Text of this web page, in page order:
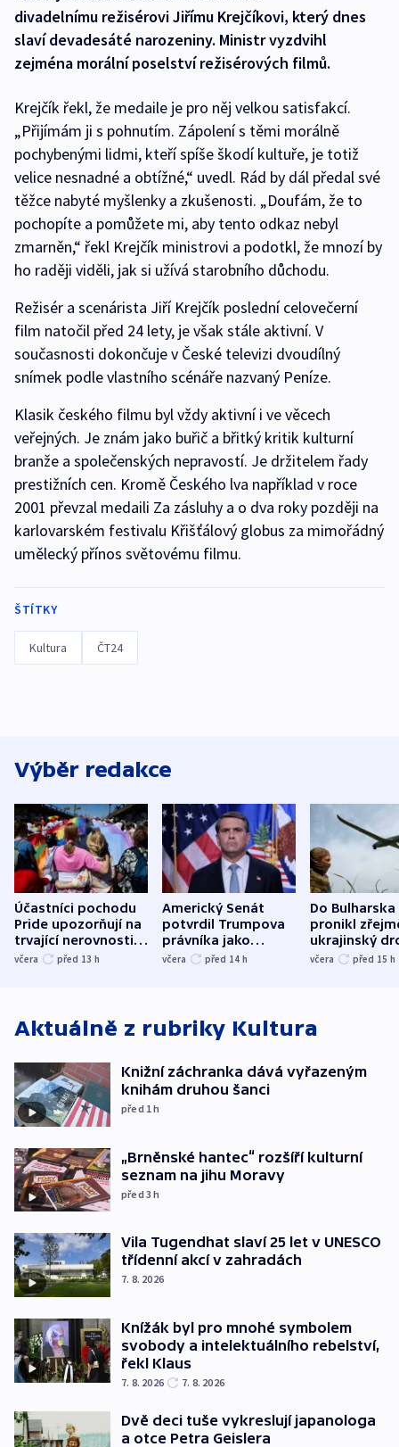
divadelnímu režisérovi Jiřímu Krejčíkovi, který dnes
slaví devadesáté narozeniny. Ministr vyzdvihl
zejména morální poselství režisérových filmů.
Krejčík řekl, že medaile je pro něj velkou satisfakcí.
„Přijímám ji s pohnutím. Zápolení s těmi morálně
pochybenými lidmi, kteří spíše škodí kultuře, je totiž
velice nesnadné a obtížné,“ uvedl. Rád by dál předal své
těžce nabyté myšlenky a zkušenosti. „Doufám, že to
pochopíte a pomůžete mi, aby tento odkaz nebyl
zmarněn,“ řekl Krejčík ministrovi a podotkl, že mnozí by
ho raději viděli, jak si užívá starobního důchodu.
Režisér a scenárista Jiří Krejčík poslední celovečerní
film natočil před 24 lety, je však stále aktivní. V
současnosti dokončuje v České televizi dvoudílný
snímek podle vlastního scénáře nazvaný Peníze.
Klasik českého filmu byl vždy aktivní i ve věcech
veřejných. Je znám jako buřič a břitký kritik kulturní
branže a společenských nepravostí. Je držitelem řady
prestižních cen. Kromě Českého lva například v roce
2001 převzal medaili Za zásluhy a o dva roky později na
karlovarském festivalu Křišťálový globus za mimořádný
umělecký přínos světovému filmu.
ŠTÍTKY
Kultura ČT24
Výběr redakce
Účastníci pochodu
Pride upozorňují na
trvající nerovnosti i
společenskou
včera před 13 h
Americký Senát
potvrdil Trumpova
právníka jako
ministra
včera před 14 h
Do Bulharska
pronikl
ukrajinský
explodoval
včera před 15 h
Aktuálně z rubriky Kultura
Knižní záchranka dává vyřazeným
knihám druhou šanci
před 1h
„Brněnské hantec“ rozšíří kulturní
seznam na jihu Moravy
před 3h
Vila Tugendhat slaví 25 let v UNESCO
třídenní akcí v zahradách
7. 8. 2026
Knížák byl pro mnohé symbolem
svobody a intelektuálního rebelství,
řekl Klaus
7. 8. 2026 7. 8. 2026
Dvě deci tuše vykreslují japanologa
a otce Petra Geislera